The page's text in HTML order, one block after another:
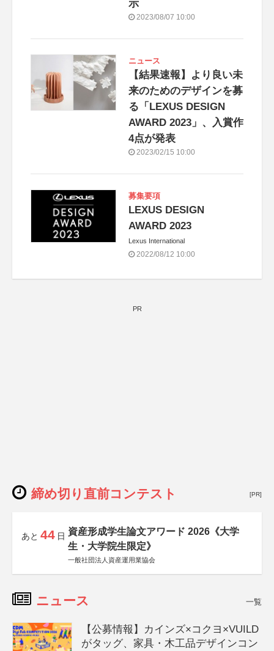
示
2023/08/07 10:00
ニュース
【結果速報】より良い未
来のためのデザインを募
る「LEXUS DESIGN
AWARD 2023」、入賞作
4点が発表
2023/02/15 10:00
募集要項
LEXUS DESIGN
AWARD 2023
Lexus International
2022/08/12 10:00
PR
締め切り直前コンテスト [PR]
あと 44 日 資産形成学生論文アワード 2026《大学
生・大学院生限定》
一般社団法人資産運用業協会
ニュース 一覧
【公募情報】カインズ×コクヨ×VUILD
がタッグ、家具・木工品デザインコン